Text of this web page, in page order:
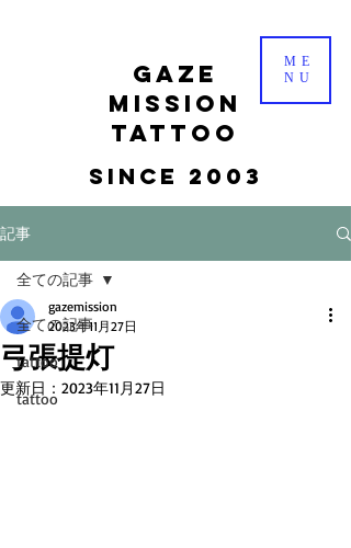
gaze
mission
tattoo
Since 2003
ME
NU
記事
全ての記事
tattoo
tattoo
全ての記事
弓張提灯
gazemission
2023年11月27日
更新日： 2023年11月27日